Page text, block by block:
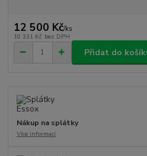
12 500 Kč/ks
10 331 Kč bez DPH
Přidat do
Nákup na splátky
Více informací